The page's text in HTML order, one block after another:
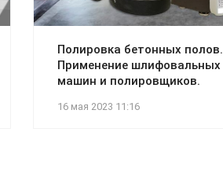
Полировка бетонных полов.
Применение шлифовальных
машин и полировщиков.
16 мая 2023 11:16